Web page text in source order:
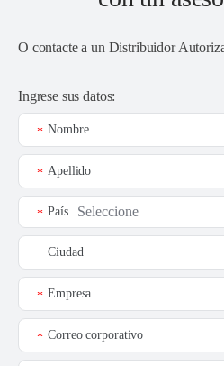
O contacte a un Distribuidor
Ingrese sus datos:
Nombre
*
Apellido
*
País
*
Ciudad
Empresa
*
Correo corporativo
*